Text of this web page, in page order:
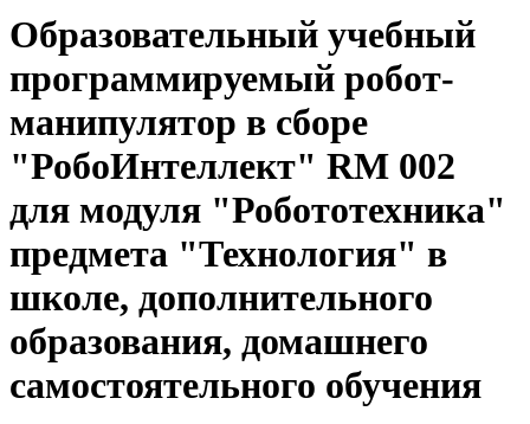
Образовательный учебный
программируемый робот-
манипулятор в сборе
"РобоИнтеллект" RM 002
для модуля "Робототехника"
предмета "Технология" в
школе, дополнительного
образования, домашнего
самостоятельного обучения